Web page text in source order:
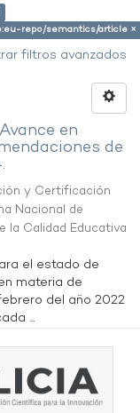
repo/semantics/article ×
filtros avanzados
en
de
y Certificación
Nacional de
la Calidad Educativa
el estado de
materia de
del año 2022
...